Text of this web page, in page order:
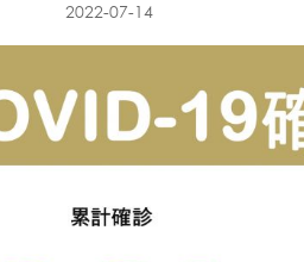
2022-07-14